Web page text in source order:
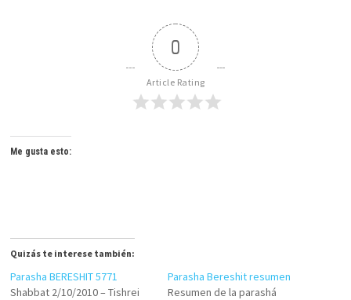
0
Article Rating
Me gusta esto:
Quizás te interese también:
Parasha BERESHIT 5771
Shabbat 2/10/2010 – Tishrei
Parasha Bereshit resumen
Resumen de la parashá